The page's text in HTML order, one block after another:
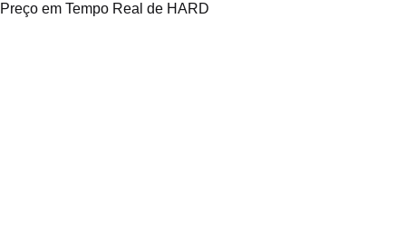
Preço em Tempo Real de HARD